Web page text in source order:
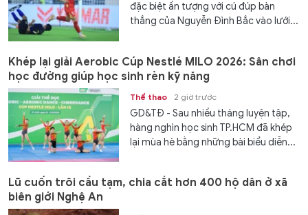
đặc biệt ấn tượng với cú đúp bàn
thắng của Nguyễn Đình Bắc vào lưới...
Khép lại giải Aerobic Cúp Nestlé MILO 2026: Sân chơi
học đường giúp học sinh rèn kỹ năng
Thể thao 2 giờ trước
GD&TĐ - Sau nhiều tháng luyện tập,
hàng nghìn học sinh TP.HCM đã khép
lại mùa hè bằng những bài biểu diễn...
Lũ cuốn trôi cầu tạm, chia cắt hơn 400 hộ dân ở xã
biên giới Nghệ An